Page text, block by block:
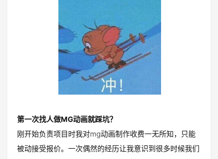
第一次找人做MG动画就踩坑？
刚开始负责项目时我对mg动画制作收费一无所知，只能
被动接受报价。一次偶然的经历让我意识到很多时候我们